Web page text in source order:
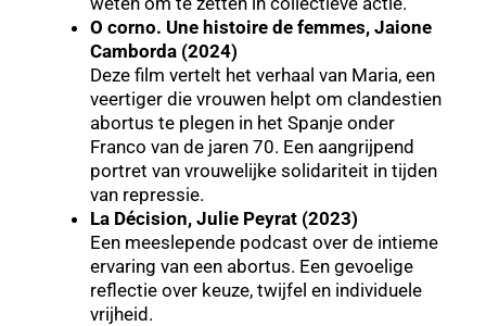
O corno. Une histoire de femmes, Jaione
Camborda (2024)
Deze film vertelt het verhaal van Maria, een
veertiger die vrouwen helpt om clandestien
abortus te plegen in het Spanje onder
Franco van de jaren 70. Een aangrijpend
portret van vrouwelijke solidariteit in tijden
van repressie.
La Décision, Julie Peyrat (2023)
Een meeslepende podcast over de intieme
ervaring van een abortus. Een gevoelige
reflectie over keuze, twijfel en individuele
vrijheid.